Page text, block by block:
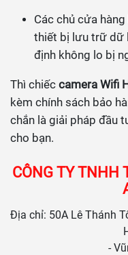
Các chủ cửa
thiết bị lưu trữ dữ
định không lo bị
Thì chiếc camera Wifi
kèm chính sách bảo
chắn là giải pháp đầu
cho bạn.
CÔNG TY TNHH
Địa chỉ: 50A Lê Thánh
-